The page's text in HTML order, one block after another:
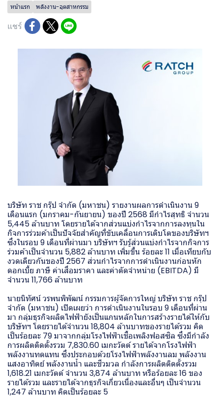
หน้าแรก พลังงาน-อุตสาหกรรม
แชร์
บริษัท ราช กรุ๊ป จำกัด (มหาชน) รายงานผลการดำเนินงาน 9
เดือนแรก (มกราคม-กันยายน) ของปี 2568 มีกำไรสุทธิ จำนวน
5,445 ล้านบาท โดยรายได้จากส่วนแบ่งกำไรจากการลงทุนใน
กิจการร่วมค้าเป็นปัจจัยสำคัญที่ขับเคลื่อนการเติบโตของบริษัทฯ
ซึ่งในรอบ 9 เดือนที่ผ่านมา บริษัทฯ รับรู้ส่วนแบ่งกำไรจากกิจการ
ร่วมค้าเป็นจำนวน 5,882 ล้านบาท เพิ่มขึ้น ร้อยละ 11 เมื่อเทียบกับ
งวดเดียวกันของปี 2567 ส่วนกำไรจากการดำเนินงานก่อนหัก
ดอกเบี้ย ภาษี ค่าเสื่อมราคา และค่าตัดจำหน่าย (EBITDA) มี
จำนวน 11,766 ล้านบาท
นายนิทัศน์ วรพนพิพัฒน์ กรรมการผู้จัดการใหญ่ บริษัท ราช กรุ๊ป
จำกัด (มหาชน) เปิดเผยว่า การดำเนินงานในรอบ 9 เดือนที่ผ่าน
มา กลุ่มธุรกิจผลิตไฟฟ้ายังเป็นแกนหลักในการสร้างรายได้ให้กับ
บริษัทฯ โดยรายได้จำนวน 18,804 ล้านบาทของรายได้รวม คิด
เป็นร้อยละ 79 มาจากกลุ่มโรงไฟฟ้าเชื้อเพลิงฟอสซิล ซึ่งมีกำลัง
การผลิตติดตั้งรวม 7,830.60 เมกะวัตต์ รายได้จากโรงไฟฟ้า
พลังงานทดแทน ซึ่งประกอบด้วยโรงไฟฟ้าพลังงานลม พลังงาน
แสงอาทิตย์ พลังงานน้ำ และชีวมวล กำลังการผลิตติดตั้งรวม
1,618.21 เมกะวัตต์ จำนวน 3,874 ล้านบาท หรือร้อยละ 16 ของ
รายได้รวม และรายได้จากธุรกิจเกี่ยวเนื่องและอื่นๆ เป็นจำนวน
1,247 ล้านบาท คิดเป็นร้อยละ 5